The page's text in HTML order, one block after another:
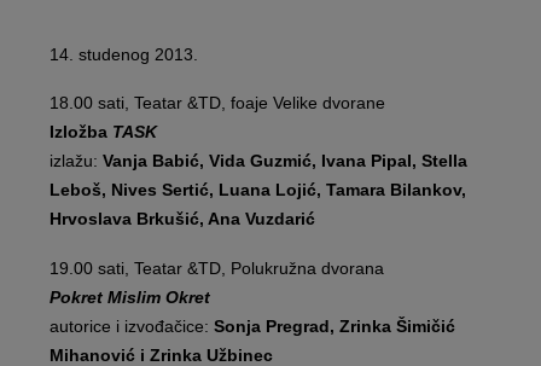
14. studenog 2013.
18.00 sati, Teatar &TD, foaje Velike dvorane
Izložba TASK
izlažu: Vanja Babić, Vida Guzmić, Ivana Pipal, Stella
Leboš, Nives Sertić, Luana Lojić, Tamara Bilankov,
Hrvoslava Brkušić, Ana Vuzdarić
19.00 sati, Teatar &TD, Polukružna dvorana
Pokret Mislim Okret
autorice i izvođačice: Sonja Pregrad, Zrinka Šimičić
Mihanović i Zrinka Užbinec